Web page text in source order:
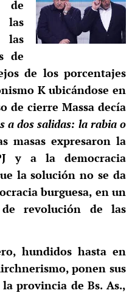
de
las
de
de los porcentajes
K ubicándose en
de cierre Massa decía
a dos salidas: la rabia o
masas expresaron la
y a la democracia
la solución no se da
burguesa, en un
revolución de las
hundidos hasta en
ponen sus
provincia de Bs. As.,